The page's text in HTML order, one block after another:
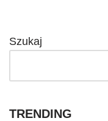
Szukaj
TRENDING